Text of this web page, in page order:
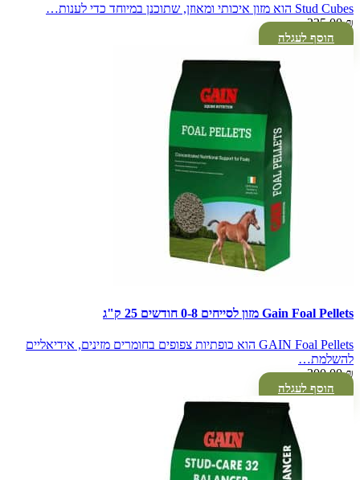
Stud Cubes הוא מזון איכותי ומאוזן, שתוכנן במיוחד כדי לענות…
225.00₪
הוסף לעגלה
Gain Foal Pellets מזון לסייחים 0-8 חודשים 25 ק"ג
GAIN Foal Pellets הוא כופתיות צפופים בחומרים מזינים, אידיאליים
להשלמת…
300.00₪
הוסף לעגלה